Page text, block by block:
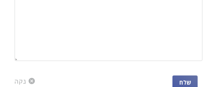
שלח נקה